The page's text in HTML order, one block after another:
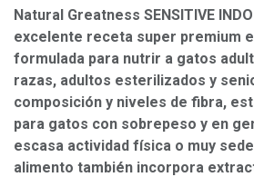
Natural Greatness SENSITIVE
excelente receta super premium
formulada para nutrir a gatos
razas, adultos esterilizados y
composición y niveles de fibra,
para gatos con sobrepeso y en
escasa actividad física o muy
alimento también incorpora